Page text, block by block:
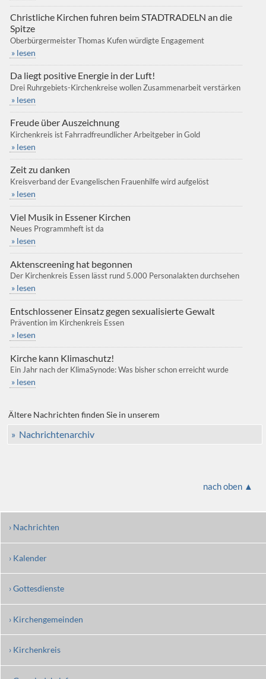
Christliche Kirchen fuhren beim STADTRADELN an die
Spitze
Oberbürgermeister Thomas Kufen würdigte Engagement
» lesen
Da liegt positive Energie in der Luft!
Drei Ruhrgebiets-Kirchenkreise wollen Zusammenarbeit verstärken
» lesen
Freude über Auszeichnung
Kirchenkreis ist Fahrradfreundlicher Arbeitgeber in Gold
» lesen
Zeit zu danken
Kreisverband der Evangelischen Frauenhilfe wird aufgelöst
» lesen
Viel Musik in Essener Kirchen
Neues Programmheft ist da
» lesen
Aktenscreening hat begonnen
Der Kirchenkreis Essen lässt rund 5.000 Personalakten durchsehen
» lesen
Entschlossener Einsatz gegen sexualisierte Gewalt
Prävention im Kirchenkreis Essen
» lesen
Kirche kann Klimaschutz!
Ein Jahr nach der KlimaSynode: Was bisher schon erreicht wurde
» lesen
Ältere Nachrichten finden Sie in unserem
» Nachrichtenarchiv
nach oben ▲
› Nachrichten
› Kalender
› Gottesdienste
› Kirchengemeinden
› Kirchenkreis